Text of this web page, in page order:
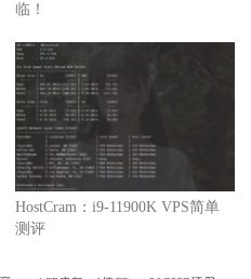
临！
HostCram：i9-11900K VPS简单
测评